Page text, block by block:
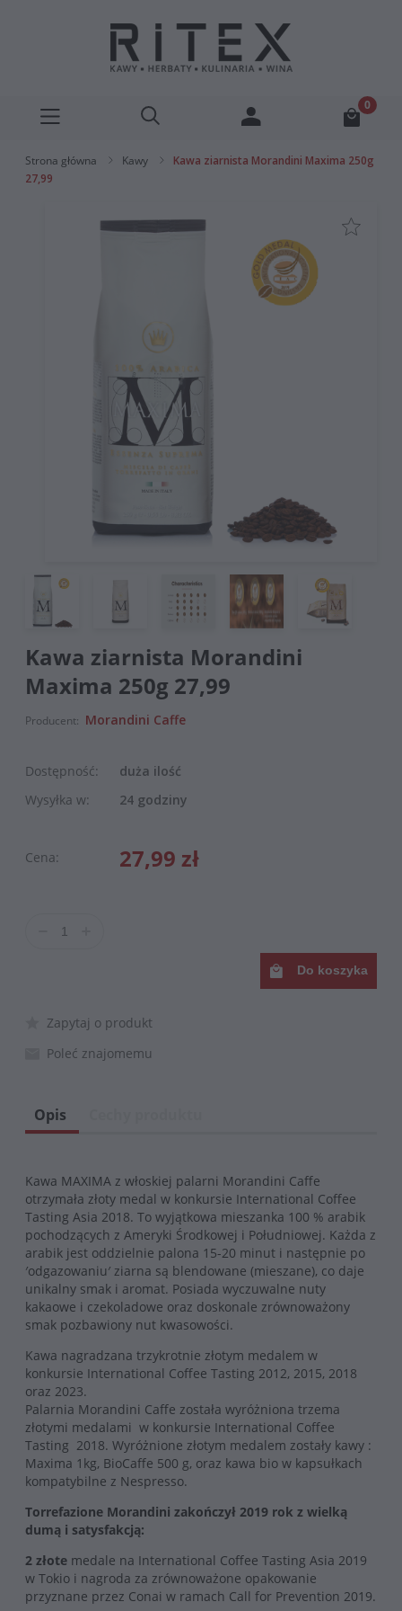
Strona główna Kawy
Kawa ziarnista Morandini Maxima 250g
27,99
Kawa ziarnista Morandini
Maxima 250g 27,99
Producent: Morandini Caffe
Dostępność:
duża ilość
Wysyłka w:
24 godziny
Cena: 27,99 zł
Do koszyka
Zapytaj o produkt
Poleć znajomemu
Opis
Kawa MAXIMA z włoskiej palarni Morandini Caffe
otrzymała złoty medal w konkursie International Coffee
Tasting Asia 2018. To wyjątkowa mieszanka 100 % arabik
pochodzących z Ameryki Środkowej i Południowej. Każda z
arabik jest oddzielnie palona 15-20 minut i następnie po
′odgazowaniu′ ziarna są blendowane (mieszane), co daje
unikalny smak i aromat. Posiada wyczuwalne nuty
kakaowe i czekoladowe oraz doskonale zrównoważony
smak pozbawiony nut kwasowości.
Kawa nagradzana trzykrotnie złotym medalem w
konkursie International Coffee Tasting 2012, 2015, 2018
oraz 2023.
Palarnia Morandini Caffe została wyróżniona trzema
złotymi medalami w konkursie International Coffee
Tasting 2018. Wyróżnione złotym medalem zostały kawy :
Maxima 1kg, BioCaffe 500 g, oraz kawa bio w kapsułkach
kompatybilne z Nespresso.
Torrefazione Morandini zakończył 2019 rok z wielką
dumą i satysfakcją:
2 złote medale na International Coffee Tasting Asia 2019
w Tokio i nagroda za zrównoważone opakowanie
przyznane przez Conai w ramach Call for Prevention 2019.